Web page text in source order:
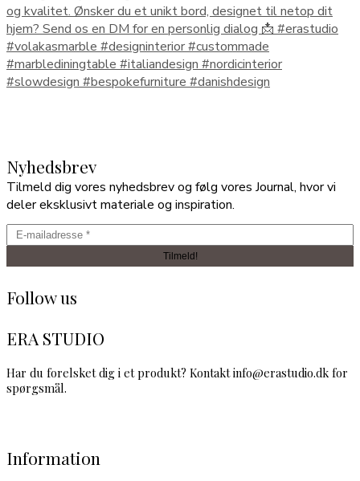
Nyhedsbrev
Tilmeld dig vores nyhedsbrev og følg vores Journal, hvor vi
deler eksklusivt materiale og inspiration.
Follow us
ERA STUDIO
Har du forelsket dig i et produkt? Kontakt info@erastudio.dk for
spørgsmål.
Information